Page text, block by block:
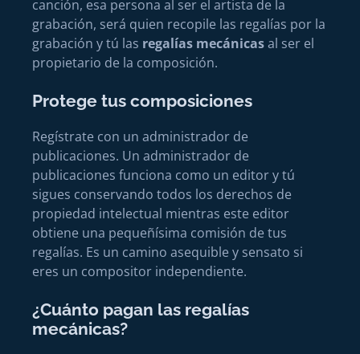
canción, esa persona al ser el artista de la
grabación, será quien recopile las regalías por la
grabación y tú las regalías mecánicasal ser el
propietario de la composición.
Protege tus composiciones
Regístrate con un administrador de
publicaciones. Un administrador de
publicaciones funciona como un editor y tú
sigues conservando todos los derechos de
propiedad intelectual mientras este editor
obtiene una pequeñísima comisión de tus
regalías. Es un camino asequible y sensato si
eres un compositor independiente.
¿Cuánto pagan las regalías
mecánicas?